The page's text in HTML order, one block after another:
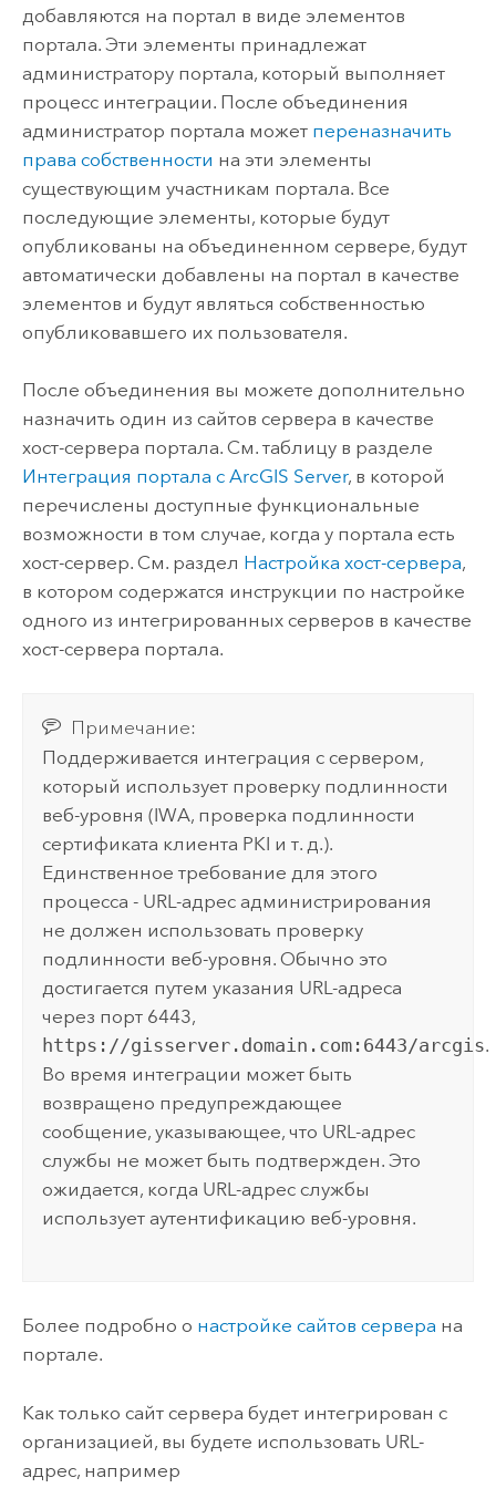
добавляются на портал в виде элементов
портала. Эти элементы принадлежат
администратору портала, который выполняет
процесс интеграции. После объединения
администратор портала может переназначить
права собственности на эти элементы
существующим участникам портала. Все
последующие элементы, которые будут
опубликованы на объединенном сервере, будут
автоматически добавлены на портал в качестве
элементов и будут являться собственностью
опубликовавшего их пользователя.
После объединения вы можете дополнительно
назначить один из сайтов сервера в качестве
хост-сервера портала. См. таблицу в разделе
Интеграция портала с ArcGIS Server, в которой
перечислены доступные функциональные
возможности в том случае, когда у портала есть
хост-сервер.См. раздел Настройка хост-сервера,
в котором содержатся инструкции по настройке
одного из интегрированных серверов в качестве
хост-сервера портала.
Примечание:
Поддерживается интеграция с сервером,
который использует проверку подлинности
веб-уровня (IWA, проверка подлинности
сертификата клиента PKI и т. д.).
Единственное требование для этого
процесса - URL-адрес администрирования
не должен использовать проверку
подлинности веб-уровня. Обычно это
достигается путем указания URL-адреса
через порт 6443,
https://gisserver.domain.com:6443/arcgis.
Во время интеграции может быть
возвращено предупреждающее
сообщение, указывающее, что URL-адрес
службы не может быть подтвержден. Это
ожидается, когда URL-адрес службы
использует аутентификацию веб-уровня.
Более подробно о настройке сайтов сервера на
портале.
Как только сайт сервера будет интегрирован с
организацией, вы будете использовать URL-
адрес, например